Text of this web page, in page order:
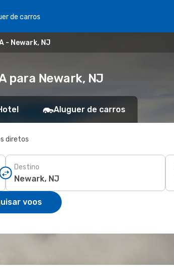
de carros
- Newark, NJ
para Newark, NJ
Aluguer de carros
diretos
Destino
voos